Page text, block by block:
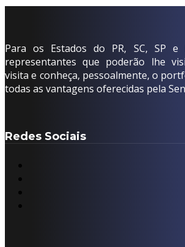
Para os Estados do PR, SC, SP e
representantes que poderão lhe
visita e conheça, pessoalmente, o
todas as vantagens oferecidas pela
Redes Sociais